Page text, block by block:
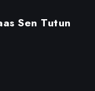
Sen Tutun